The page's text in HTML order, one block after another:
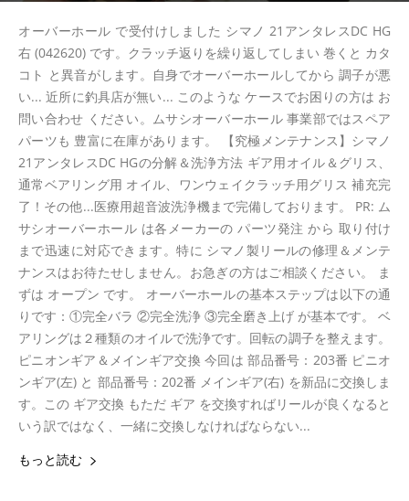
オーバーホール で受付けしました シマノ 21アンタレスDC HG
右 (042620) です。クラッチ返りを繰り返してしまい 巻くと カタ
コト と異音がします。自身でオーバーホールしてから 調子が悪
い... 近所に釣具店が無い... このような ケースでお困りの方は お
問い合わせ ください。ムサシオーバーホール 事業部ではスペア
パーツも 豊富に在庫があります。 【究極メンテナンス】シマノ
21アンタレスDC HGの分解＆洗浄方法 ギア用オイル＆グリス、
通常ベアリング用 オイル、ワンウェイクラッチ用グリス 補充完
了！その他...医療用超音波洗浄機まで完備しております。 PR: ム
サシオーバーホール は各メーカーの パーツ発注 から 取り付け
まで迅速に対応できます。特に シマノ製リールの修理＆メンテ
ナンスはお待たせしません。お急ぎの方はご相談ください。 ま
ずは オープン です。 オーバーホールの基本ステップは以下の通
りです：①完全バラ ②完全洗浄 ③完全磨き上げ が基本です。 ベ
アリングは２種類のオイルで洗浄です。回転の調子を整えます。
ピニオンギア＆メインギア交換 今回は 部品番号：203番 ピニオ
ンギア(左) と 部品番号：202番 メインギア(右) を新品に交換しま
す。この ギア交換 もただ ギア を交換すればリールが良くなると
いう訳ではなく、一緒に交換しなければならない...
もっと読む